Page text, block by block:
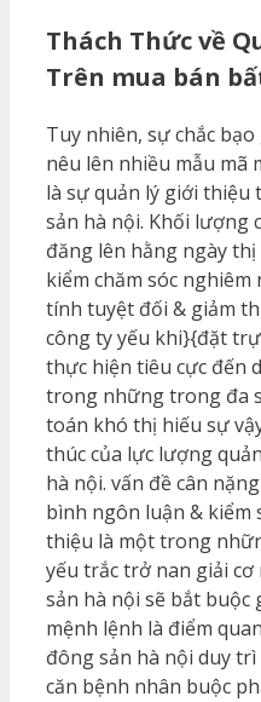
Thách Thức về
Trên mua bán
Tuy nhiên, sự chắc
nêu lên nhiều mẫu mã
là sự quản lý giới
sản hà nội. Khối lượng
đăng lên hằng ngày
kiểm chăm sóc nghiêm
tính tuyệt đối & giảm
công ty yếu khi}{đặt
thực hiện tiêu cực đến
trong những trong đa
toán khó thị hiếu sự
thúc của lực lượng
hà nội. vấn đề cân
bình ngôn luận & kiểm
thiệu là một trong
yếu trắc trở nan giải
sản hà nội sẽ bắt buộc
mệnh lệnh là điểm
đông sản hà nội duy
căn bệnh nhân buộc